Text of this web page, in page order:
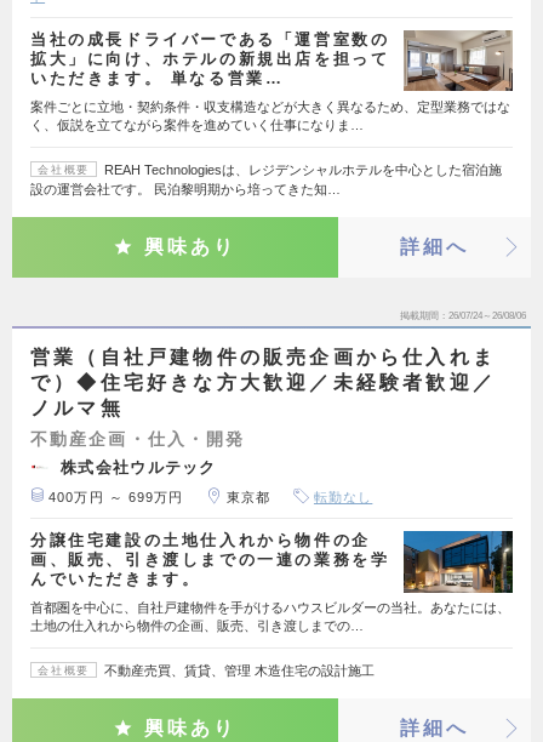
当社の成長ドライバーである「運営室数の
拡大」に向け、ホテルの新規出店を担って
いただきます。 単なる営業…
案件ごとに立地・契約条件・収支構造などが大きく異なるため、定型業務ではな
く、仮説を立てながら案件を進めていく仕事になりま…
会社概要
REAH Technologiesは、レジデンシャルホテルを中心とした宿泊施
設の運営会社です。 民泊黎明期から培ってきた知…
興味あり 詳細へ
掲載期間 26/07/24～26/08/06
営業（自社戸建物件の販売企画から仕入れま
で）◆住宅好きな方大歓迎／未経験者歓迎／
ノルマ無
不動産企画・仕入・開発
株式会社ウルテック
400万円 ～ 699万円 東京都 転勤なし
分譲住宅建設の土地仕入れから物件の企
画、販売、引き渡しまでの一連の業務を学
んでいただきます。
首都圏を中心に、自社戸建物件を手がけるハウスビルダーの当社。あなたには、
土地の仕入れから物件の企画、販売、引き渡しまでの…
会社概要 不動産売買、賃貸、管理 木造住宅の設計施工
興味あり 詳細へ